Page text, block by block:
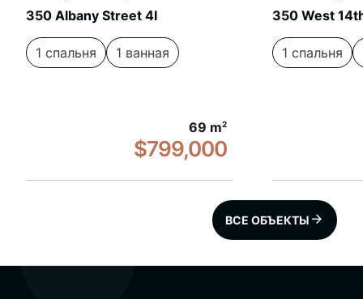
350 Albany Street 4I
1 спальня 1 ванная
69 m2
$799,000
350 West
1 спальня
ВСЕ ОБЪЕКТЫ